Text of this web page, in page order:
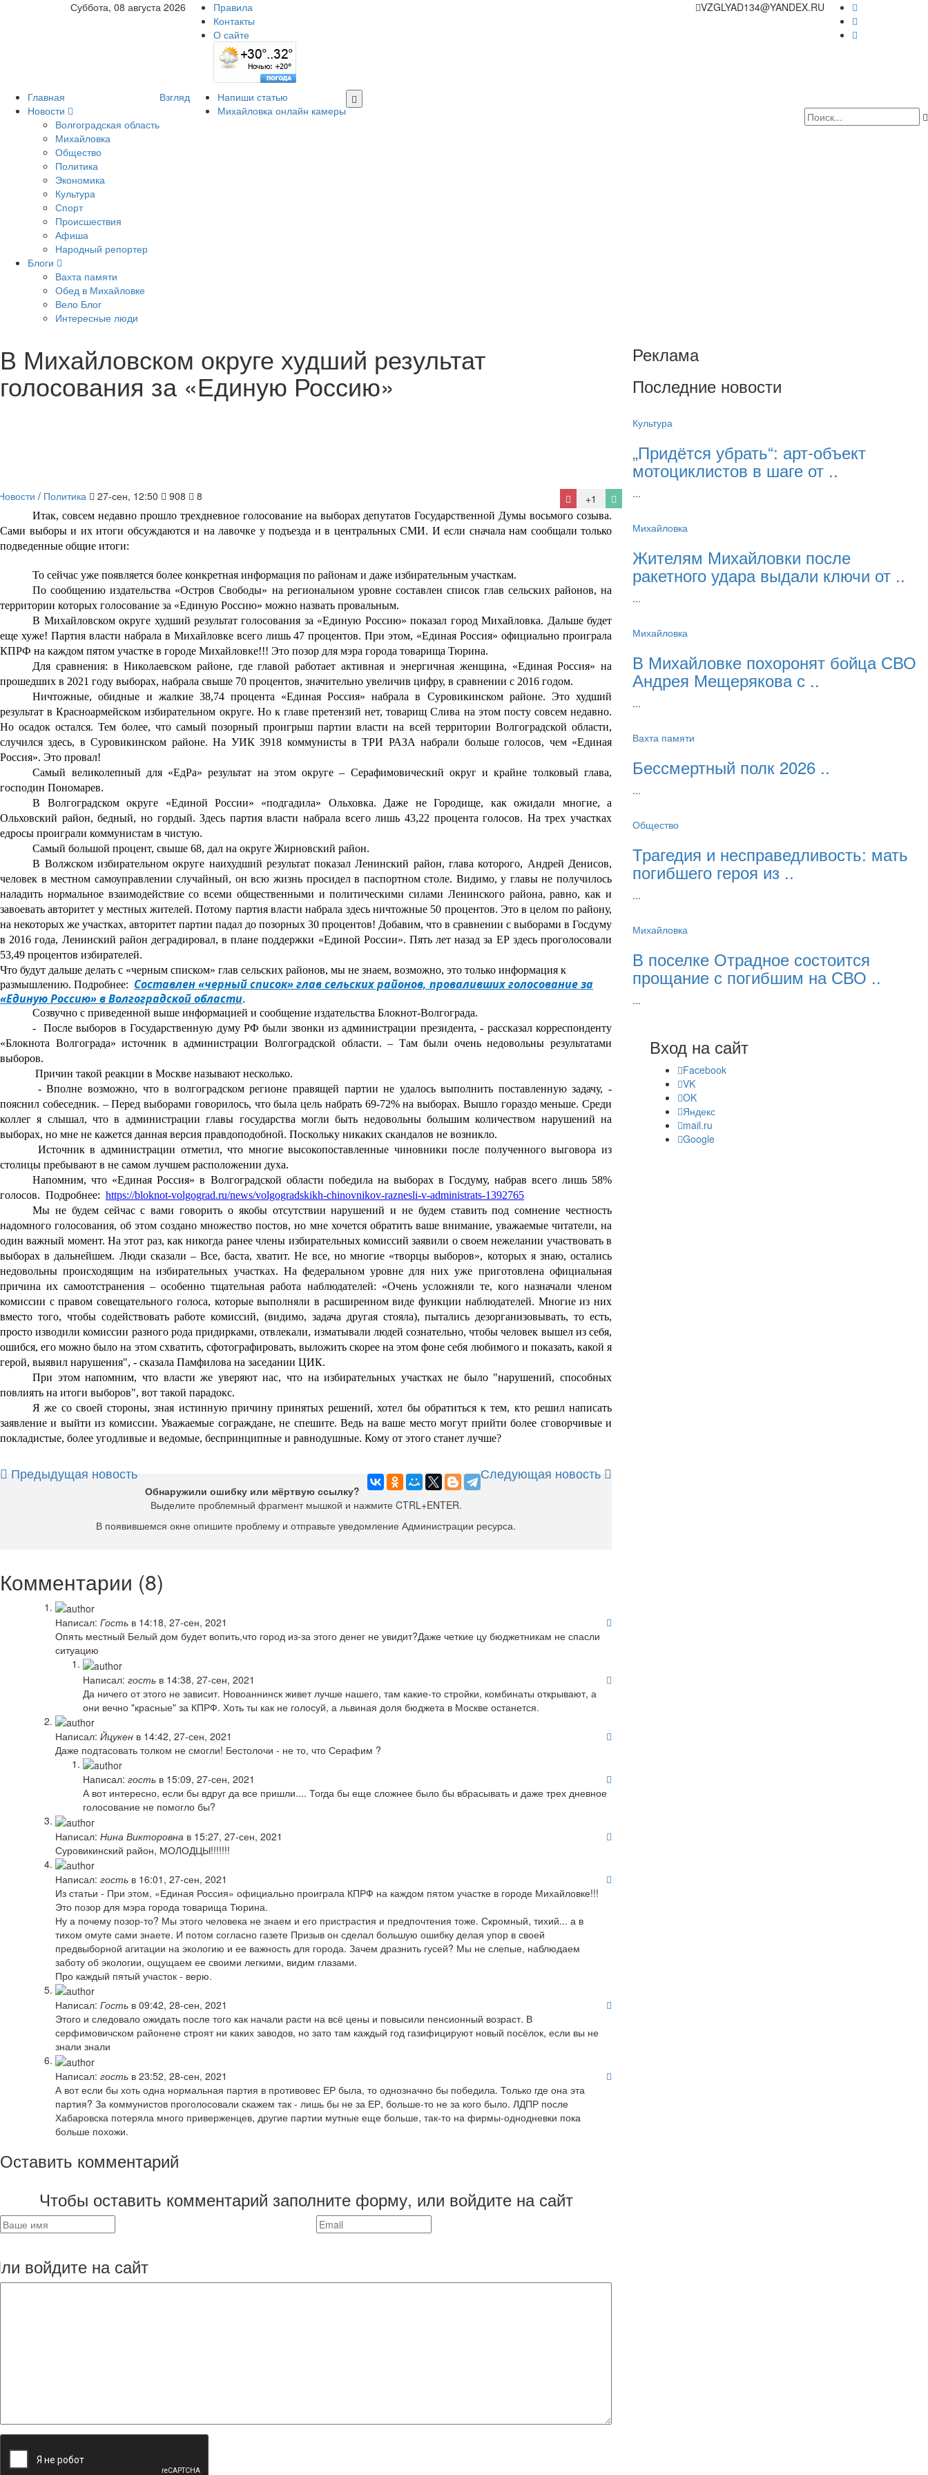
Суббота, 08 августа 2026
Правила
Контакты
О сайте
VZGLYAD134@YANDEX.RU
Главная
Новости
Волгоградская область
Михайловка
Общество
Политика
Экономика
Культура
Спорт
Происшествия
Афиша
Народный репортер
Блоги
Вахта памяти
Обед в Михайловке
Вело Блог
Интересные люди
Взгляд
Напиши статью
Михайловка онлайн камеры
В Михайловском округе худший результат
голосования за «Единую Россию»
/ Политика 27-сен, 12:50 908 8 +1
Итак, совсем недавно прошло трехдневное голосование на выборах депутатов Государственной Думы восьмого созыва.
Сами выборы и их итоги обсуждаются и на лавочке у подъезда и в центральных СМИ. И если сначала нам сообщали только
подведенные общие итоги:
То сейчас уже появляется более конкретная информация по районам и даже избирательным участкам.
По сообщению издательства «Остров Свободы» на региональном уровне составлен список глав сельских районов, на
территории которых голосование за «Единую Россию» можно назвать провальным.
В Михайловском округе худший результат голосования за «Единую Россию» показал город Михайловка. Дальше будет
еще хуже! Партия власти набрала в Михайловке всего лишь 47 процентов. При этом, «Единая Россия» официально проиграла
КПРФ на каждом пятом участке в городе Михайловке!!! Это позор для мэра города товарища Тюрина.
Для сравнения: в Николаевском районе, где главой работает активная и энергичная женщина, «Единая Россия» на
прошедших в 2021 году выборах, набрала свыше 70 процентов, значительно увеличив цифру, в сравнении с 2016 годом.
Ничтожные, обидные и жалкие 38,74 процента «Единая Россия» набрала в Суровикинском районе. Это худший
результат в Красноармейском избирательном округе. Но к главе претензий нет, товарищ Слива на этом посту совсем недавно.
Но осадок остался. Тем более, что самый позорный проигрыш партии власти на всей территории Волгоградской области,
случился здесь, в Суровикинском районе. На УИК 3918 коммунисты в ТРИ РАЗА набрали больше голосов, чем «Единая
Россия». Это провал!
Самый великолепный для «ЕдРа» результат на этом округе – Серафимовический округ и крайне толковый глава,
господин Пономарев.
В Волгоградском округе «Единой России» «подгадила» Ольховка. Даже не Городище, как ожидали многие, а
Ольховский район, бедный, но гордый. Здесь партия власти набрала всего лишь 43,22 процента голосов. На трех участках
едросы проиграли коммунистам в чистую.
Самый большой процент, свыше 68, дал на округе Жирновский район.
В Волжском избирательном округе наихудший результат показал Ленинский район, глава которого, Андрей Денисов,
человек в местном самоуправлении случайный, он всю жизнь просидел в паспортном столе. Видимо, у главы не получилось
наладить нормальное взаимодействие со всеми общественными и политическими силами Ленинского района, равно, как и
завоевать авторитет у местных жителей. Потому партия власти набрала здесь ничтожные 50 процентов. Это в целом по району,
на некоторых же участках, авторитет партии падал до позорных 30 процентов! Добавим, что в сравнении с выборами в Госдуму
в 2016 года, Ленинский район деградировал, в плане поддержки «Единой России». Пять лет назад за ЕР здесь проголосовали
53,49 процентов избирателей.
Что будут дальше делать с «черным списком» глав сельских районов, мы не знаем, возможно, это только информация к
размышлению. Подробнее: Составлен «черный список» глав сельских районов, проваливших голосование за
«Единую Россию» в Волгоградской области.
Созвучно с приведенной выше информацией и сообщение издательства Блокнот-Волгограда.
- После выборов в Государственную думу РФ были звонки из администрации президента, - рассказал корреспонденту
«Блокнота Волгограда» источник в администрации Волгоградской области. – Там были очень недовольны результатами
выборов.
Причин такой реакции в Москве называют несколько.
- Вполне возможно, что в волгоградском регионе правящей партии не удалось выполнить поставленную задачу, -
пояснил собеседник. – Перед выборами говорилось, что была цель набрать69-72% на выборах. Вышло гораздо меньше. Среди
коллег я слышал, что в администрации главы государства могли быть недовольны большим количеством нарушений на
выборах, но мне не кажется данная версия правдоподобной. Поскольку никаких скандалов не возникло.
Источник в администрации отметил, что многие высокопоставленные чиновники после полученного выговора из
столицы пребывают в не самом лучшем расположении духа.
Напомним, что «Единая Россия» в Волгоградской области победила на выборах в Госдуму, набрав всего лишь 58%
голосов. Подробнее: https://bloknot-volgograd.ru/news/volgogradskikh-chinovnikov-raznesli-v-administrats-1392765
Мы не будем сейчас с вами говорить о якобы отсутствии нарушений и не будем ставить под сомнение честность
надомного голосования, об этом создано множество постов, но мне хочется обратить ваше внимание, уважаемые читатели, на
один важный момент. На этот раз, как никогда ранее члены избирательных комиссий заявили о своем нежелании участвовать в
выборах в дальнейшем. Люди сказали – Все, баста, хватит. Не все, но многие «творцы выборов», которых я знаю, остались
недовольны происходящим на избирательных участках. На федеральном уровне для них уже приготовлена официальная
причина их самоотстранения – особенно тщательная работа наблюдателей: «Очень усложняли те, кого назначали членом
комиссии с правом совещательного голоса, которые выполняли в расширенном виде функции наблюдателей. Многие из них
вместо того, чтобы содействовать работе комиссий, (видимо, задача другая стояла), пытались дезорганизовывать, то есть,
просто изводили комиссии разного рода придирками,отвлекали, изматывали людей сознательно, чтобы человек вышел из себя,
ошибся, его можно было на этом схватить, сфотографировать, выложить скорее на этом фоне себя любимого и показать, какой я
герой, выявил нарушения", - сказала Памфилова на заседании ЦИК.
При этом напомним, что власти же уверяют нас, что на избирательных участках не было "нарушений, способных
повлиять на итоги выборов", вот такой парадокс.
Я же со своей стороны, зная истинную причину принятых решений, хотел бы обратиться к тем, кто решил написать
заявление и выйти из комиссии. Уважаемые сограждане, не спешите. Ведь на ваше место могут прийти более сговорчивые и
покладистые, более угодливые и ведомые, беспринципные и равнодушные. Кому от этого станет лучше?
Предыдущая новость Следующая новость
Обнаружили ошибку или мёртвую ссылку?
Выделите проблемный фрагмент мышкой и нажмите CTRL+ENTER.
В появившемся окне опишите проблему и отправьте уведомление Администрации ресурса.
Комментарии (8)
Написал: Гость в 14:18, 27-сен, 2021
Опять местный Белый дом будет вопить,что город из-за этого денег не увидит?Даже четкие цу бюджетникам не спасли
ситуацию
Написал: гость в 14:38, 27-сен, 2021
Да ничего от этого не зависит. Новоаннинск живет лучше нашего, там какие-то стройки, комбинаты открывают, а
они вечно "красные" за КПРФ. Хоть ты как не голосуй, а львиная доля бюджета в Москве останется.
Написал: Йцукен в 14:42, 27-сен, 2021
Даже подтасовать толком не смогли! Бестолочи - не то, что Серафим ?
Написал: гость в 15:09, 27-сен, 2021
А вот интересно, если бы вдруг да все пришли.... Тогда бы еще сложнее было бы вбрасывать и даже трех дневное
голосование не помогло бы?
Написал: Нина Викторовна в 15:27, 27-сен, 2021
Суровикинский район, МОЛОДЦЫ!!!!!!!
Написал: гость в 16:01, 27-сен, 2021
Из статьи - При этом, «Единая Россия» официально проиграла КПРФ на каждом пятом участке в городе Михайловке!!!
Это позор для мэра города товарища Тюрина.
Ну а почему позор-то? Мы этого человека не знаем и его пристрастия и предпочтения тоже. Скромный, тихий... а в
тихом омуте сами знаете. И потом согласно газете Призыв он сделал большую ошибку делая упор в своей
предвыборной агитации на экологию и ее важность для города. Зачем дразнить гусей? Мы не слепые, наблюдаем
заботу об экологии, ощущаем ее своими легкими, видим глазами.
Про каждый пятый участок - верю.
Написал: Гость в 09:42, 28-сен, 2021
Этого и следовало ожидать после того как начали расти на всё цены и повысили пенсионный возраст. В
серфимовичском районене строят ни каких заводов, но зато там каждый год газифицируют новый посёлок, если вы не
знали знали
Написал: гость в 23:52, 28-сен, 2021
А вот если бы хоть одна нормальная партия в противовес ЕР была, то однозначно бы победила. Только где она эта
партия? За коммунистов проголосовали скажем так - лишь бы не за ЕР, больше-то не за кого было. ЛДПР после
Хабаровска потеряла много приверженцев, другие партии мутные еще больше, так-то на фирмы-однодневки пока
больше похожи.
Оставить комментарий
Чтобы оставить комментарий заполните форму, или войдите на сайт
войдите на сайт
Реклама
Последние новости
Культура
„Придётся убрать“: арт‑объект
мотоциклистов в шаге от ..
...
Михайловка
Жителям Михайловки после
ракетного удара выдали ключи от ..
...
Михайловка
В Михайловке похоронят бойца СВО
Андрея Мещерякова с ..
...
Вахта памяти
Бессмертный полк 2026 ..
...
Общество
Трагедия и несправедливость: мать
погибшего героя из ..
...
Михайловка
В поселке Отрадное состоится
прощание с погибшим на СВО ..
...
Вход на сайт
Facebook
VK
OK
Яндекс
mail.ru
Google